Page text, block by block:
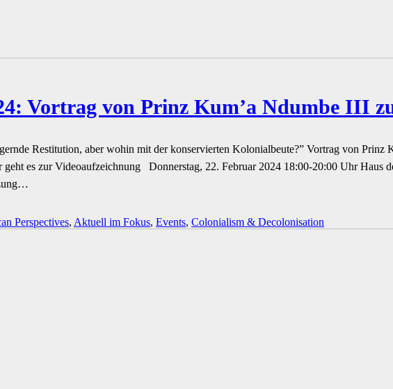
Vortrag von Prinz Kum’a Ndumbe III
Restitution, aber wohin mit der konservierten Kolonialbeute?” Vortrag von
es zur Videoaufzeichnung Donnerstag, 22. Februar 2024 18:00-20:00 Uhr Haus
Perspectives, Aktuell im Fokus, Events, Colonialism & Decolonisation